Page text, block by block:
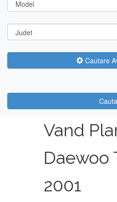
Cautare
Cauta
Vand
Daewoo
2001